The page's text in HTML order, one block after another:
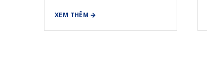
và Văn hóa Liên hợp quốc
(UNESCO) hai lần công nhận là
XEM THÊM